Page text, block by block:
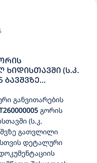
(Ს.Კ.
ᲑᲐᲕᲨᲕᲖᲔ
განვითარების
გორის
(ს.კ.
გათვლილი
დეტალური